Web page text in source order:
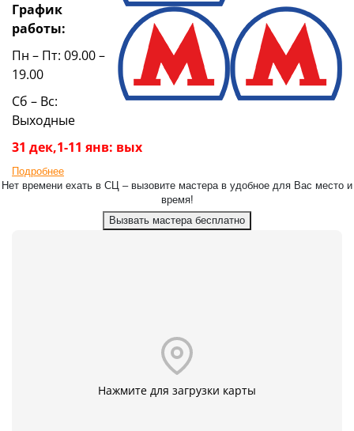
График
работы:
Пн – Пт: 09.00 –
19.00
Сб – Вс:
Выходные
31 дек,1-11 янв: вых
Подробнее
Нет времени ехать в СЦ – вызовите мастера в удобное для Вас место и
время!
Вызвать мастера бесплатно
Нажмите для загрузки карты